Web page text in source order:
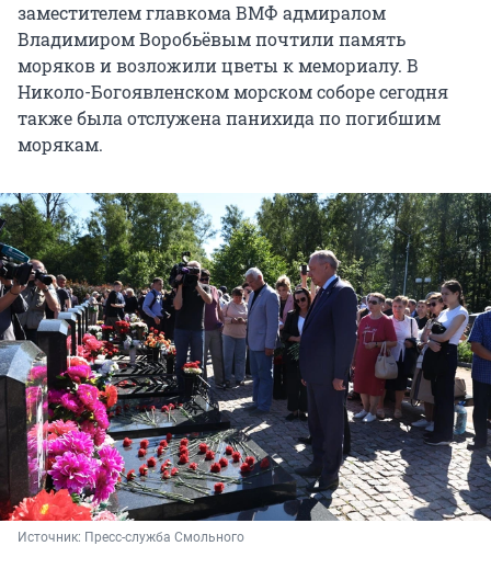
заместителем главкома ВМФ адмиралом
Владимиром Воробьёвым почтили память
моряков и возложили цветы к мемориалу. В
Николо-Богоявленском морском соборе сегодня
также была отслужена панихида по погибшим
морякам.
Источник: Пресс-служба Смольного